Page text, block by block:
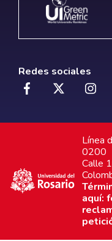
Redes sociales
Línea
0200
Calle
aquí: